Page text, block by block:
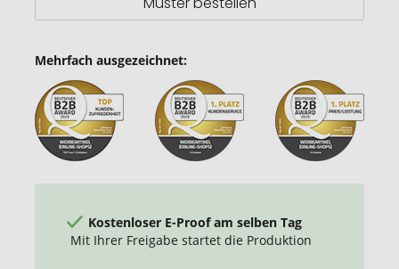
Mehrfach ausgezeichnet:
Kostenloser E-Proof am selben Tag
Mit Ihrer Freigabe startet die Produktion